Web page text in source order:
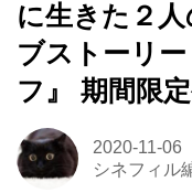
に生きた２
ブストーリ
フ』 期間限
2020-11-06
シネフィル